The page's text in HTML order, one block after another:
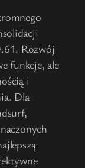
Rozwój
funkcje, ale
i
Dla